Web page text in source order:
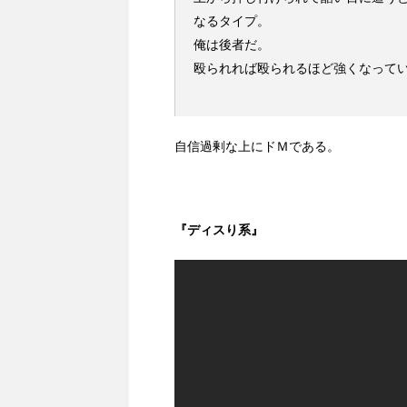
なるタイプ。
俺は後者だ。
殴られれば殴られるほど強くなって
自信過剰な上にドＭである。
『ディスり系』